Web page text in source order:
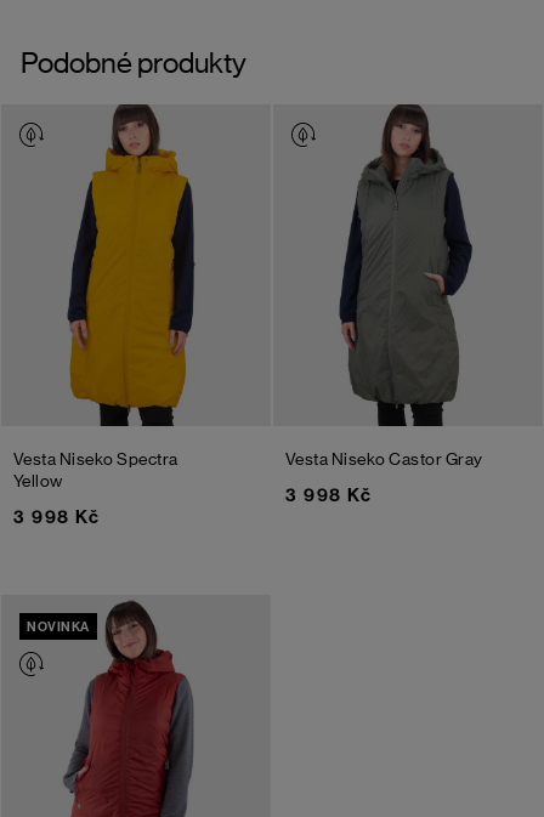
Podobné produkty
Vesta NisekoSpectra
Yellow
3 998 Kč
Vesta NisekoCastor Gray
3 998 Kč
NOVINKA